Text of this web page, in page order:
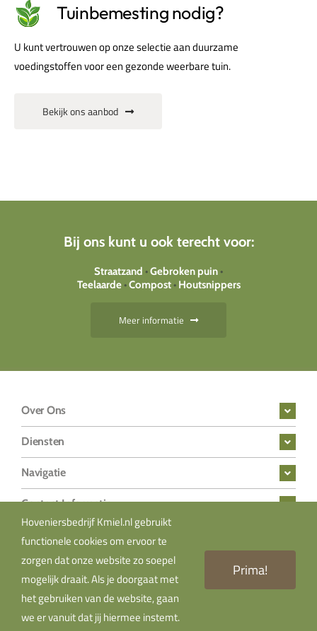
Tuinbemesting nodig?
U kunt vertrouwen op onze selectie aan duurzame
voedingstoffen voor een gezonde weerbare tuin.
Bekijk ons aanbod
Bij ons kunt u ook terecht voor:
Straatzand •Gebroken puin •
Teelaarde •Compost •Houtsnippers
Meer informatie
Over Ons
Diensten
Navigatie
Contact Informatie
© Copyright2026 Hoveniersbedrijf Kmiel | Webdesign
Uitomaten Goed Uitomaten Goed
Hoveniersbedrijf Kmiel.nl gebruikt
functionele cookies om ervoor te
zorgen dat onze website zo soepel
mogelijk draait. Als je doorgaat met
het gebruiken van de website, gaan
we er vanuit dat jij hiermee instemt.
Prima!